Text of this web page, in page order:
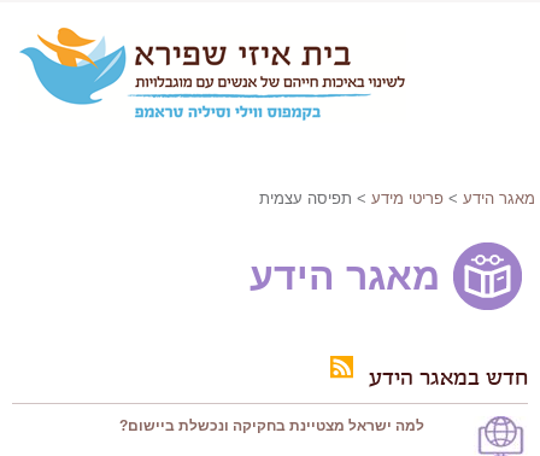
מאגר הידע > פריטי מידע > תפיסה עצמית
מאגר הידע
חדש במאגר הידע
למה ישראל מצטיינת בחקיקה ונכשלת ביישום?